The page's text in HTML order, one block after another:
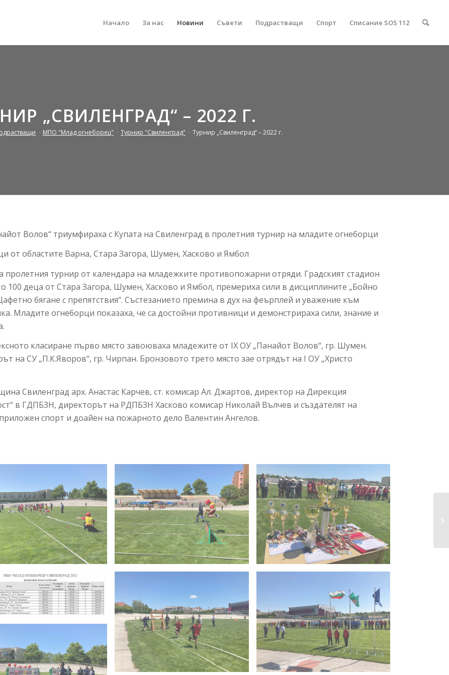
Начало За нас Новини Съвети Подрастващи Спорт Списание SOS 112
„СВИЛЕНГРАД“ – 2022 Г.
/ МПО "Млад огнеборец" / Турнир "Свиленград" / Турнир „Свиленград“ – 2022 г.
Волов“ триумфираха с Купата на Свиленград в пролетния турнир на младите огнеборци
от областите Варна, Стара Загора, Шумен, Хасково и Ямбол
турнир от календара на младежките противопожарни отряди. Градският стадион
100 деца от Стара Загора, Шумен, Хасково и Ямбол, премериха сили в дисциплините „Бойно
бягане с препятствия“. Състезанието премина в дух на феърплей и уважение към
Младите огнеборци показаха, че са достойни противници и демонстрираха сили, знание и
класиране първо място завоюваха младежите от IX ОУ „Панайот Волов“, гр. Шумен.
на СУ „П.К.Яворов“, гр. Чирпан. Бронзовото трето място зае отрядът на I ОУ „Христо
Свиленград арх. Анастас Карчев, ст. комисар Ал. Джартов, директор на Дирекция
в ГДПБЗН, директорът на РДПБЗН Хасково комисар Николай Вълчев и създателят на
спорт и доайен на пожарното дело Валентин Ангелов.